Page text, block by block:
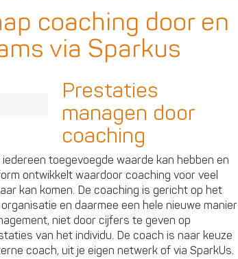
coaching door en
via Sparkus
Prestaties
managen door
coaching
toegevoegde waarde kan hebben en
ontwikkelt waardoor coaching voor veel
kan komen. De coaching is gericht op het
en daarmee een hele nieuwe manier
niet door cijfers te geven op
van het individu. De coach is naar keuze
coach, uit je eigen netwerk of via SparkUs.